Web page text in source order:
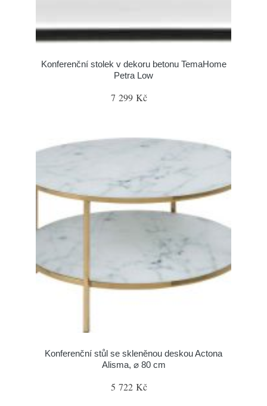
Konferenční stolek v dekoru betonu TemaHome
Petra Low
7 299 Kč
Konferenční stůl se skleněnou deskou Actona
Alisma, ⌀ 80 cm
5 722 Kč